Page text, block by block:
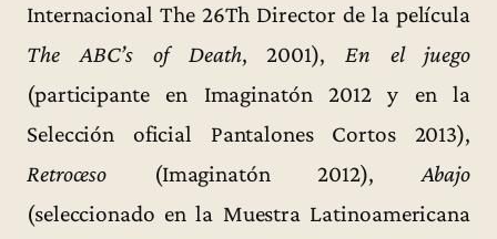
Internacional The 26Th Director de la película
The ABC’s of Death, 2001), En el juego
(participante en Imaginatón 2012 y en la
Selección oficial Pantalones Cortos 2013),
Retroceso (Imaginatón 2012),Abajo
(seleccionado en la Muestra Latinoamericana